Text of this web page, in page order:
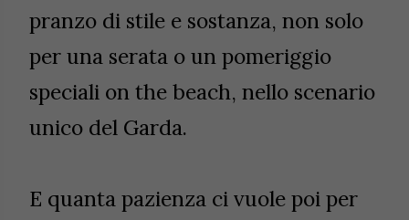
pranzo di stile e sostanza, non solo
per una serata o un pomeriggio
speciali on the beach, nello scenario
unico del Garda.
E quanta pazienza ci vuole poi per